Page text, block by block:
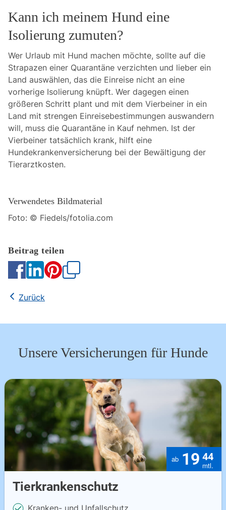
Kann ich meinem Hund eine
Isolierung zumuten?
Wer Urlaub mit Hund machen möchte, sollte auf die
Strapazen einer Quarantäne verzichten und lieber ein
Land auswählen, das die Einreise nicht an eine
vorherige Isolierung knüpft. Wer dagegen einen
größeren Schritt plant und mit dem Vierbeiner in ein
Land mit strengen Einreisebestimmungen auswandern
will, muss die Quarantäne in Kauf nehmen. Ist der
Vierbeiner tatsächlich krank, hilft eine
Hundekrankenversicherung bei der Bewältigung der
Tierarztkosten.
Verwendetes Bildmaterial
Foto: © Fiedels/fotolia.com
Zurück
Unsere Versicherungen für Hunde
Tierkrankenschutz
Kranken- und Unfallschutz
19 44